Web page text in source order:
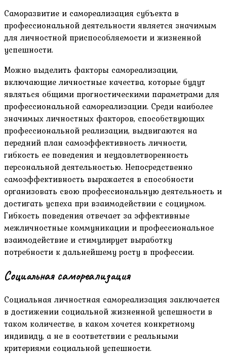
Саморазвитие и самореализация субъекта в
профессиональной деятельности является значимым
для личностной приспособляемости и жизненной
успешности.
Можно выделить факторы самореализации,
включающие личностные качества, которые будут
являться общими прогностическими параметрами для
профессиональной самореализации. Среди наиболее
значимых личностных факторов, способствующих
профессиональной реализации, выдвигаются на
передний план самоэффективность личности,
гибкость ее поведения и неудовлетворенность
персональной деятельностью. Непосредственно
самоэффективность выражается в способности
организовать свою профессиональную деятельность и
достигать успеха при взаимодействии с социумом.
Гибкость поведения отвечает за эффективные
межличностные коммуникации и профессиональное
взаимодействие и стимулирует выработку
потребности к дальнейшему росту в профессии.
Социальная самореализация
Социальная личностная самореализация заключается
в достижении социальной жизненной успешности в
таком количестве, в каком хочется конкретному
индивиду, а не в соответствии с реальными
критериями социальной успешности.